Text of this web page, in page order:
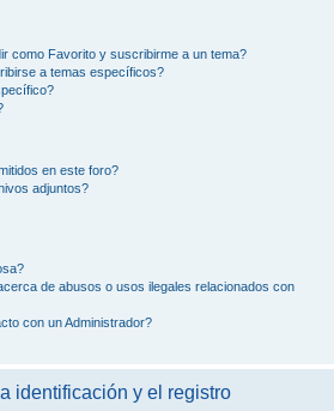
como Favorito y suscribirme a un tema?
a temas específicos?
en este foro?
adjuntos?
de abusos o usos ilegales relacionados con
con un Administrador?
identificación y el registro